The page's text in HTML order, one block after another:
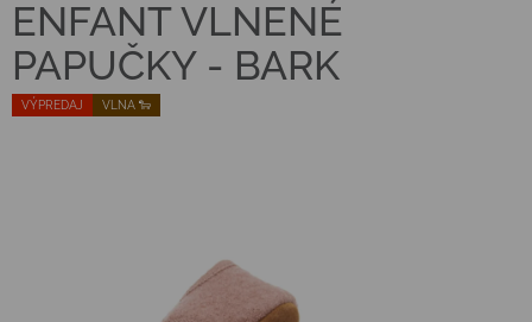
VÝPREDAJ VLNA 🐑
ENFANT VLNENÉ
PAPUČKY - BARK